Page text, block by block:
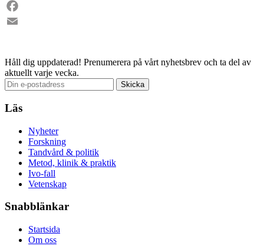
LinkedIn
Facebook
Håll dig uppdaterad! Prenumerera på vårt nyhetsbrev och ta del av
aktuellt varje vecka.
Läs
Nyheter
Forskning
Tandvård & politik
Metod, klinik & praktik
Ivo-fall
Vetenskap
Snabblänkar
Startsida
Om oss